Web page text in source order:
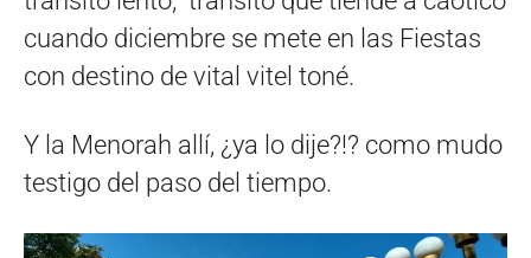
cuando diciembre se mete en las Fiestas
con destino de vital vitel toné.
Y la Menorah allí, ¿ya lo dije?!? como mudo
testigo del paso del tiempo.